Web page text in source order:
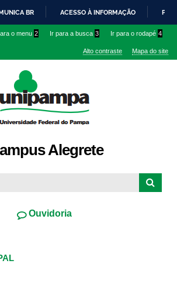
conteúdo
IR
O
BR ACESSO À INFORMAÇÃO
o menu 2 Ir para a busca 3 Ir para o rodapé 4
Alto contraste Mapa do site
Alegrete
Ouvidoria